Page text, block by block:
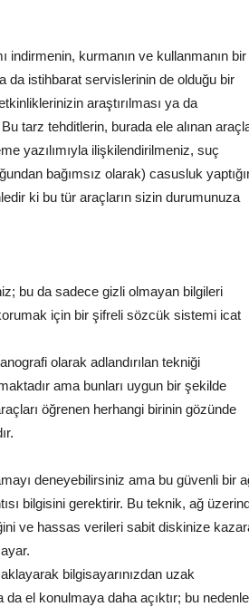
indirmenin, kurmanın ve kullanmanın bir
da istihbarat servislerinin de olduğu bir
araştırılması ya da
tarz tehditlerin, burada ele alınan
yazılımıyla ilişkilendirilmeniz, suç
bağımsız olarak) casusluk
ki bu tür araçların sizin durumunuza
bu da sadece gizli olmayan bilgileri
için bir şifreli sözcük sistemi icat
olarak adlandırılan tekniği
ama bunları uygun bir şekilde
öğrenen herhangi birinin gözünde
deneyebilirsiniz ama bu güvenli bir
bilgisini gerektirir. Bu teknik, ağ
ve hassas verileri sabit diskinize
bilgisayarınızdan uzak
el konulmaya daha açıktır; bu nedenle